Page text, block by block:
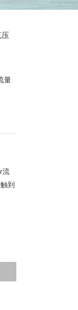
量
流
到